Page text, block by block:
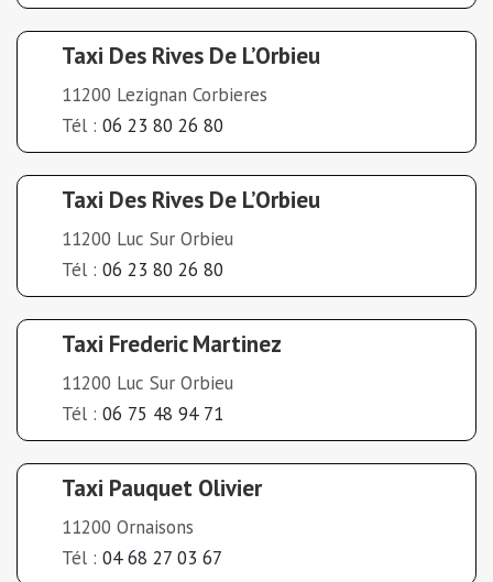
Taxi Des Rives De L’Orbieu
11200 Lezignan Corbieres
Tél : 06 23 80 26 80
Taxi Des Rives De L’Orbieu
11200 Luc Sur Orbieu
Tél : 06 23 80 26 80
Taxi Frederic Martinez
11200 Luc Sur Orbieu
Tél : 06 75 48 94 71
Taxi Pauquet Olivier
11200 Ornaisons
Tél : 04 68 27 03 67